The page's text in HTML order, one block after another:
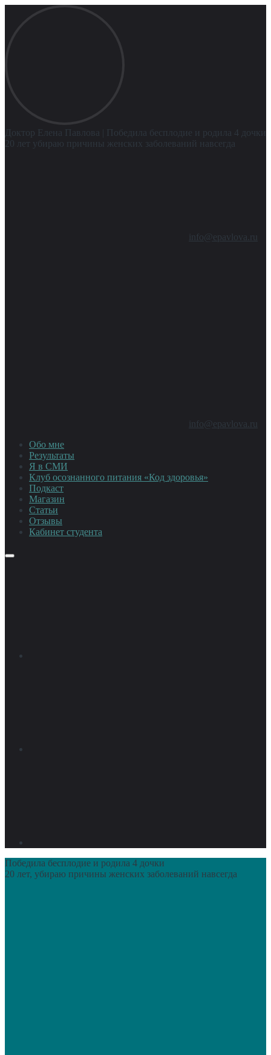
Доктор Елена Павлова
| Победила бесплодие и родила 4 дочки
20 лет убираю причины женских заболеваний навсегда
info@epavlova.ru
info@epavlova.ru
Обо мне
Результаты
Я в СМИ
Клуб осознанного питания «Код здоровья»
Подкаст
Магазин
Статьи
Отзывы
Кабинет студента
Победила бесплодие и родила 4 дочки
20 лет, убираю причины женских заболеваний навсегда